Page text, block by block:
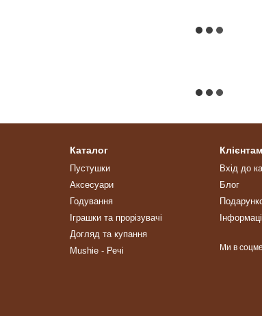
Каталог
Пустушки
Аксесуари
Годування
Іграшки та прорізувачі
Догляд та купання
Mushie - Речі
Клієнтам
Вхід до
Блог
Ми в